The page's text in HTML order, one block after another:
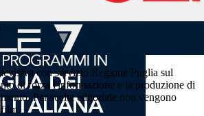
con servizio Regione Puglia sul
di forza l'informazione e la produzione di
Per scelta editoriale non vengono
film.